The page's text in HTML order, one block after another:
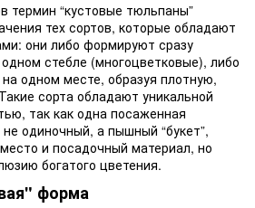
термин “кустовые тюльпаны”
тех сортов, которые обладают
они либо формируют сразу
стебле (многоцветковые), либо
одном месте, образуя плотную,
сорта обладают уникальной
так как одна посаженная
одиночный, а пышный “букет”,
и посадочный материал, но
богатого цветения.
форма